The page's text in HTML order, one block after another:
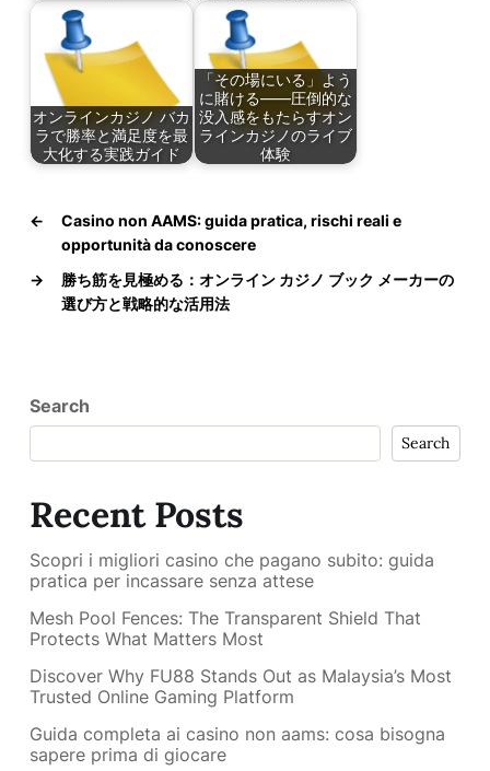
オンラインカジノ バカ
ラで勝率と満足度を最
大化する実践ガイド
「その場にいる」よう
に賭ける——圧倒的な
没入感をもたらすオン
ラインカジノのライブ
体験
←
Casino non AAMS: guida pratica, rischi reali e
opportunità da conoscere
→
勝ち筋を見極める：オンライン カジノ ブック メーカーの
選び方と戦略的な活用法
Search
Search
Recent Posts
Scopri i migliori casino che pagano subito: guida
pratica per incassare senza attese
Mesh Pool Fences: The Transparent Shield That
Protects What Matters Most
Discover Why FU88 Stands Out as Malaysia’s Most
Trusted Online Gaming Platform
Guida completa ai casino non aams: cosa bisogna
sapere prima di giocare